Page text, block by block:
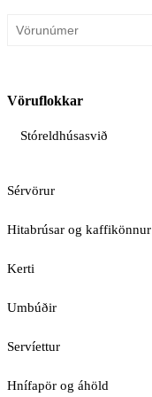
Vöruflokkar
Stóreldhúsasvið
Sérvörur
Hitabrúsar og kaffikönnur
Kerti
Umbúðir
Servíettur
Hnífapör og áhöld